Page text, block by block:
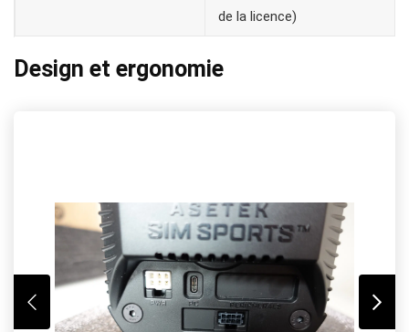
de la licence)
Design et ergonomie